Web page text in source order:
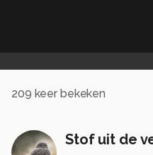
209 keer bekeken
Stof uit de